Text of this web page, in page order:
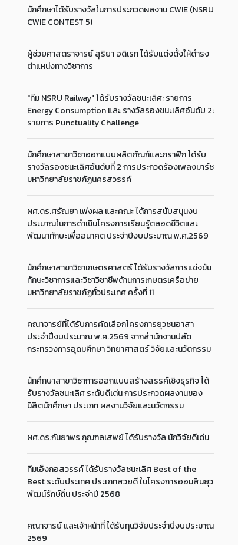
นักศึกษาได้รับรางวัลในการประกวดผลงาน CWIE (NSRU
CWIE CONTEST 5)
ผู้ช่วยศาสตราจารย์ สุริยา อดิเรก ได้รับแต่งตั้งให้ดำรง
ตำแหน่งทางวิชาการ
"ทีม NSRU Railway" ได้รับรางวัลชนะเลิศ: รายการ
Energy Consumption และ รางวัลรองชนะเลิศอันดับ 2:
รายการ Punctuality Challenge
นักศึกษาสาขาวิชาออกแบบผลิตภัณฑ์และกราฟิก ได้รับ
รางวัลรองชนะเลิศอันดับที่ 2 การประกวดร้องเพลงมาร์ช
มหาวิทยาลัยราชภัฏนครสวรรค์
ผศ.ดร.ศรัณยา เพ่งผล และคณะ ได้การสนับสนุนงบ
ประมาณในการดำเนินโครงการเรียนรู้ตลอดชีวิตและ
พัฒนาทักษะเพื่ออนาคต ประจำปีงบประมาณ พ.ศ.2569
นักศึกษาสาขาวิชาเกษตรศาสตร์ ได้รับรางวัลการแข่งขัน
ทักษะวิชาการและวิชาวิชาชีพด้านการเกษตรเครือข่าย
มหาวิทยาลัยราชภัฏทั่วประเทศ ครั้งที่ 11
คณาจารย์ที่ได้รับการคัดเลือกโครงการยุวชนอาสา
ประจำปีงบประมาณ พ.ศ.2569 จากสำนักงานปลัด
กระทรวงการอุดมศึกษา วิทยาศาสตร์ วิจัยและนวัตกรรม
นักศึกษาสาขาวิชาการออกแบบสร้างสรรค์เชิงธุรกิจ ได้
รับรางวัลชนะเลิศ ระดับดีเด่น การประกวดผลงานของ
นิสิตนักศึกษา ประเภท ผลงานวิจัยและนวัตกรรม
ผศ.ดร.กันยาพร กุณฑลเสพย์ ได้รับรางวัล นักวิจัยดีเด่น
ทีมเอ็งกอสวรรค์ ได้รับรางวัลชนะเลิศ Best of the
Best ระดับประเทศ ประเภทสวยดี ในโครงการออมสินยุว
พัฒน์รักษ์ถิ่น ประจำปี 2568
คณาจารย์ และเจ้าหน้าที่ ได้รับทุนวิจัยประจำปีงบประมาณ
2569